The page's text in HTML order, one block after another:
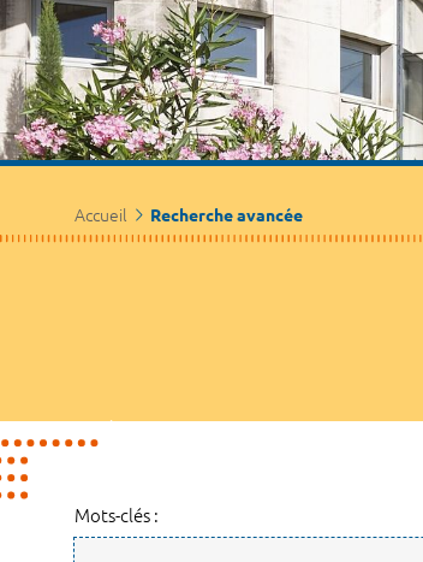
Accueil Recherche avancée
Mots-clés :